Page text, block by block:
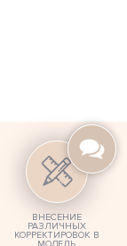
ВНЕСЕНИЕ
РАЗЛИЧНЫХ
КОРРЕКТИРОВОК В
МОДЕЛЬ